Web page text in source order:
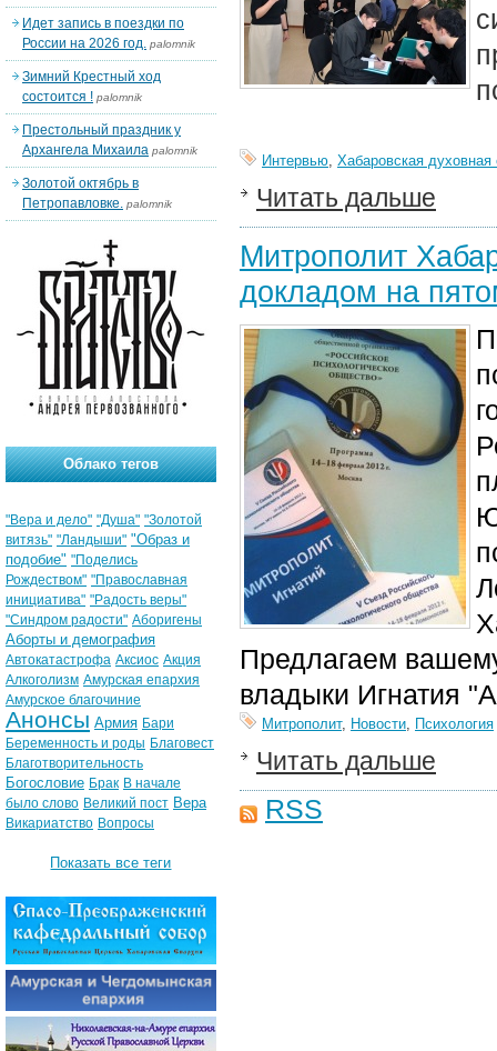
Интервью, Хабаровская духовная
Читать дальше
Митрополит
докладом на
Предлагаем
владыки Игнатия
Митрополит, Новости, Психология
Читать дальше
RSS
Идет запись в поездки по
России на 2026 год. palomnik
Зимний Крестный ход
состоится ! palomnik
Престольный праздник у
Архангела Михаила palomnik
Золотой октябрь в
Петропавловке. palomnik
Облако тегов
"Вера и дело" "Душа" "Золотой
витязь" "Ландыши" "Образ и
подобие" "Поделись
Рождеством" "Православная
инициатива" "Радость веры"
"Синдром радости" Аборигены
Аборты и демография
Автокатастрофа Аксиос Акция
Алкоголизм Амурская епархия
Амурское благочиние
Анонсы Армия Бари
Беременность и роды Благовест
Благотворительность
Богословие Брак В начале
было слово Великий пост Вера
Викариатство Вопросы
Показать все теги